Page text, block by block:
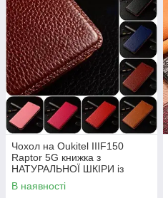
Чохол на Oukitel IIIF150
Raptor 5G книжка з
НАТУРАЛЬНОЇ ШКІРИ із
підставкою візитницею
протиударний магнітний
В наявності